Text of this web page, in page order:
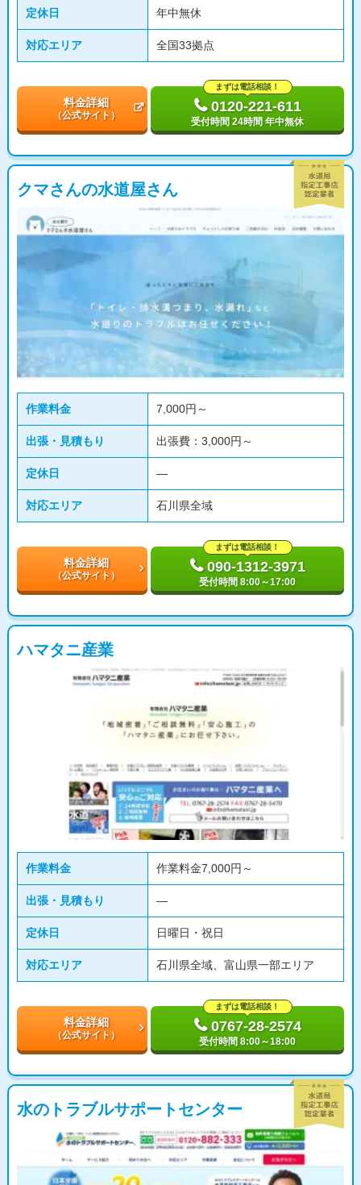
定休日 年中無休
対応エリア 全国33拠点
料金詳細
（公式サイト）
まずは電話相談！
0120-221-611
受付時間 24時間 年中無休
クマさんの水道屋さん
作業料金 7,000円～
出張・見積もり 出張費：3,000円～
定休日 ―
対応エリア 石川県全域
料金詳細
（公式サイト）
まずは電話相談！
090-1312-3971
受付時間 8:00～17:00
ハマタニ産業
作業料金 作業料金7,000円～
出張・見積もり ―
定休日 日曜日・祝日
対応エリア 石川県全域、富山県一部エリア
料金詳細
（公式サイト）
まずは電話相談！
0767-28-2574
受付時間 8:00～18:00
水のトラブルサポートセンター